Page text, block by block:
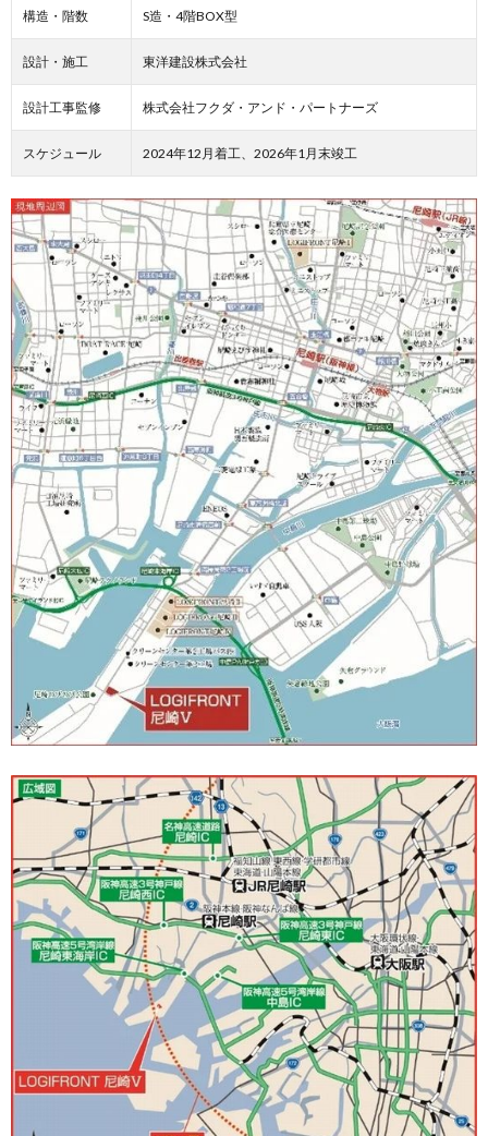
構造・階数 S造・4階BOX型
設計・施工 東洋建設株式会社
設計工事監修 株式会社フクダ・アンド・パートナーズ
スケジュール 2024年12月着工、2026年1月末竣工